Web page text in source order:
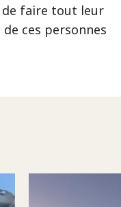
de faire tout leur
ces personnes